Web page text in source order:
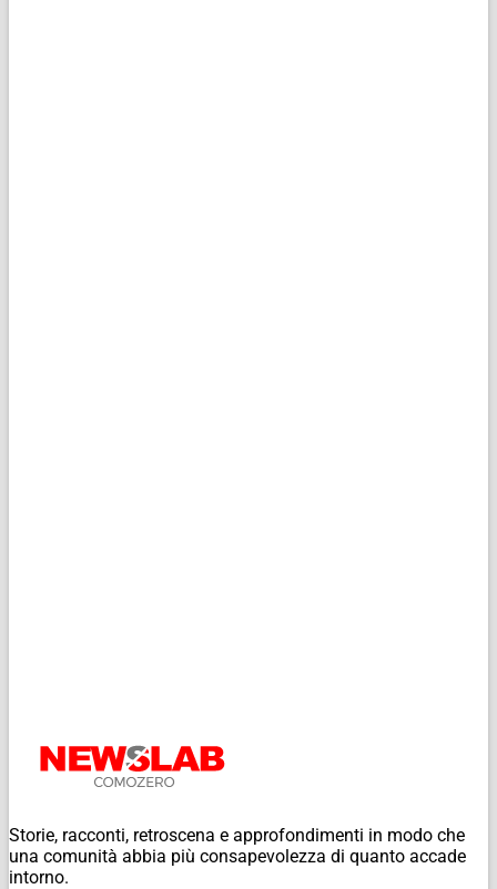
Storie, racconti, retroscena e approfondimenti in modo che
una comunità abbia più consapevolezza di quanto accade
intorno.